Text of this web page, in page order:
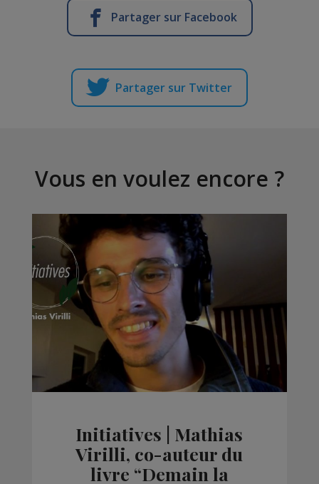
Partager sur Facebook
Partager sur Twitter
Vous en voulez encore ?
Initiatives | Mathias
Virilli, co-auteur du
livre “Demain la